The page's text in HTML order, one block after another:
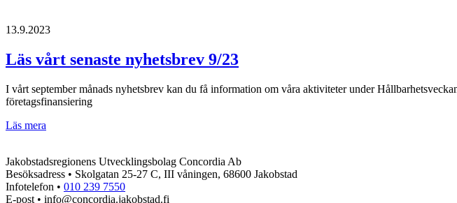
13.9.2023
Läs vårt senaste nyhetsbrev 9/23
I vårt september månads nyhetsbrev kan du få information om våra aktiviteter under
företagsfinansiering
Läs mera
nyhetsbrev
9/23
Jakobstadsregionens Utvecklingsbolag Concordia Ab
Besöksadress • Skolgatan 25-27 C, III våningen, 68600 Jakobstad
Infotelefon • 010 239 7550
E-post • info@concordia.jakobstad.fi